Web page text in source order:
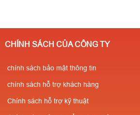
CHÍNH SÁCH CỦA CÔNG TY
chính sách bảo mật thông tin
chính sách hỗ trợ khách hàng
Chính sách hỗ trợ kỹ thuật